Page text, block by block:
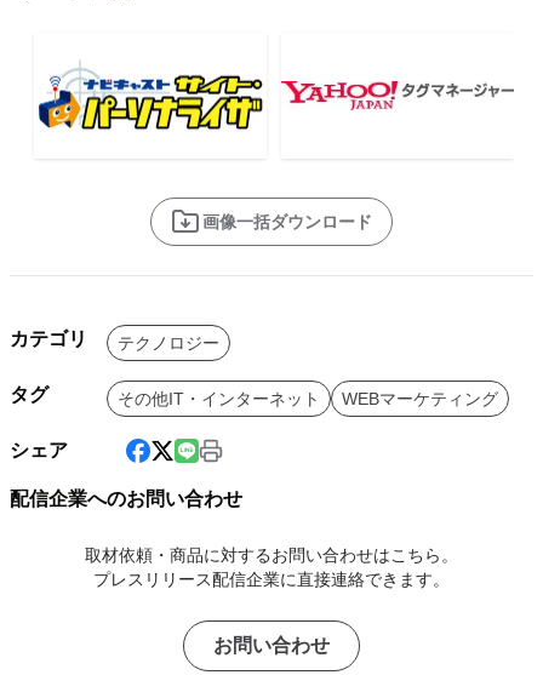
画像一括ダウンロード
カテゴリ テクノロジー
タグ その他IT・インターネット WEBマーケティング
シェア
配信企業へのお問い合わせ
取材依頼・商品に対するお問い合わせはこちら。
プレスリリース配信企業に直接連絡できます。
お問い合わせ